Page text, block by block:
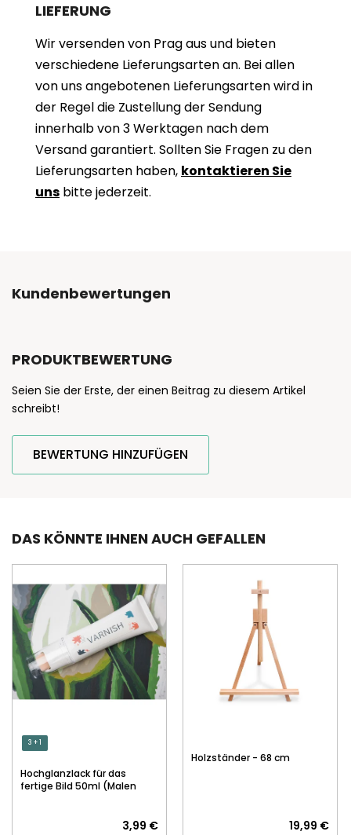
LIEFERUNG
Wir versenden von Prag aus und bieten
verschiedene Lieferungsarten an. Bei allen
von uns angebotenen Lieferungsarten wird in
der Regel die Zustellung der Sendung
innerhalb von 3 Werktagen nach dem
Versand garantiert. Sollten Sie Fragen zu den
Lieferungsarten haben, kontaktieren Sie
uns bitte jederzeit.
Kundenbewertungen
PRODUKTBEWERTUNG
Seien Sie der Erste, der einen Beitrag zu diesem Artikel
schreibt!
BEWERTUNG HINZUFÜGEN
DAS KÖNNTE IHNEN AUCH GEFALLEN
3 + 1
Hochglanzlack für das
fertige Bild 50ml (Malen
3,99 €
Holzständer - 68 cm
19,99 €